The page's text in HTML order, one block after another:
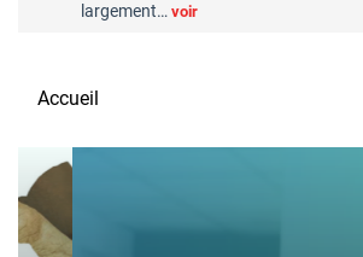
largement…voir
Accueil